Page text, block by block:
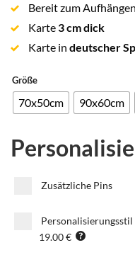
Bereit zum
Karte3 cm dick
Karte in deutscher
Größe
70x50cm 90x60cm
Zusätzliche Pins
Personalisierungsstil
19.00 €